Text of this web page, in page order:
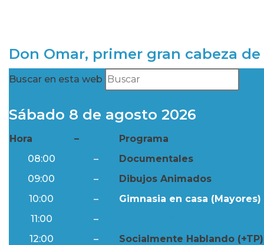
Don Omar, primer gran cabeza
Buscar en esta web
Sábado 8 de agosto 2026
Hora –
Programa
08:00
–
Documentales
09:00
–
Dibujos Animados
10:00
–
Gimnasia en casa (Mayores)
11:00
–
12:00
–
Socialmente Hablando (+TP)